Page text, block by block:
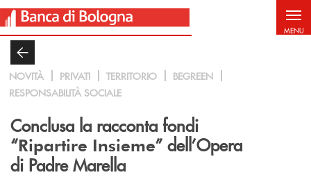
Salta al contenuto principale
MENU
NOVITÀ PRIVATI TERRITORIO
BEGREEN
RESPONSABILITÀ SOCIALE
Conclusa la racconta fondi
“Ripartire Insieme” dell’Opera
di Padre Marella